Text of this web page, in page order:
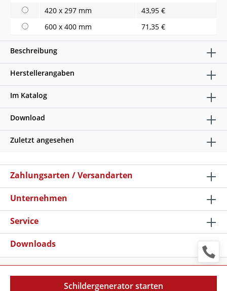
Schildergenerator starten
420 x 297 mm
43,95 €
600 x 400 mm
71,35 €
Beschreibung
Herstellerangaben
Im Katalog
Download
Zuletzt angesehen
Zahlungsarten / Versandarten
Unternehmen
Service
Downloads
Versandkosten , wenn nicht anders beschrieben